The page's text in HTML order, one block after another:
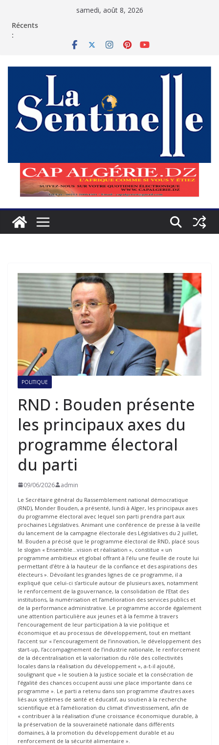
samedi, août 8, 2026
Récents
:
POLITIQUE
RND : Bouden présente
les principaux axes du
programme électoral
du parti
09/06/2026 admin
Le Secrétaire général du Rassemblement national démocratique
(RND), Monder Bouden, a présenté, lundi à Alger, les principaux axes
du programme électoral avec lequel son parti prendra part aux
prochaines Législatives. Animant une conférence de presse à la veille
du lancement de la campagne électorale des Législatives du 2 juillet,
M. Bouden a précisé que le programme électoral de RND, placé sous
le slogan « Ensemble…vision et réalisation », constitue « un
programme ambitieux et global offrant à l’élu une feuille de route lui
permettant d’être à la hauteur de la confiance et des aspirations des
électeurs ». Dévoilant les grandes lignes de ce programme, il a
expliqué que celui-ci s’articule autour de plusieurs axes, notamment
le renforcement de la gouvernance, la consolidation de l’Etat des
institutions, la numérisation et l’amélioration des services publics et
de la performance administrative. Le programme accorde également
une attention particulière aux jeunes et à la femme à travers
l’encouragement de leur participation à la vie politique et
économique et au processus de développement, tout en mettant
l’accent sur « l’encouragement de l’innovation, le développement des
start-up, l’accompagnement de l’industrie nationale, le renforcement
de la décentralisation et la valorisation du rôle des collectivités
locales dans la réalisation du développement », a-t-il ajouté,
soulignant que « le soutien à la justice sociale et la consécration de
l’égalité des chances occupent aussi une place importante dans ce
programme ». Le parti a retenu dans son programme d’autres axes
liés aux systèmes de santé et éducatif, au soutien à la recherche
scientifique et à l’amélioration du climat d’investissement, afin de
« contribuer à la réalisation d’une croissance économique durable, à
la préservation de la souveraineté nationale dans différents
domaines, à la promotion du développement durable et au
renforcement de la sécurité alimentaire ».